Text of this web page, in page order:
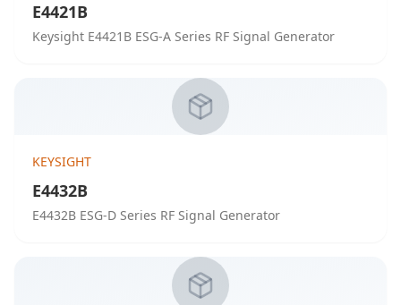
E4421B
Keysight E4421B ESG-A Series RF Signal Generator
KEYSIGHT
E4432B
E4432B ESG-D Series RF Signal Generator